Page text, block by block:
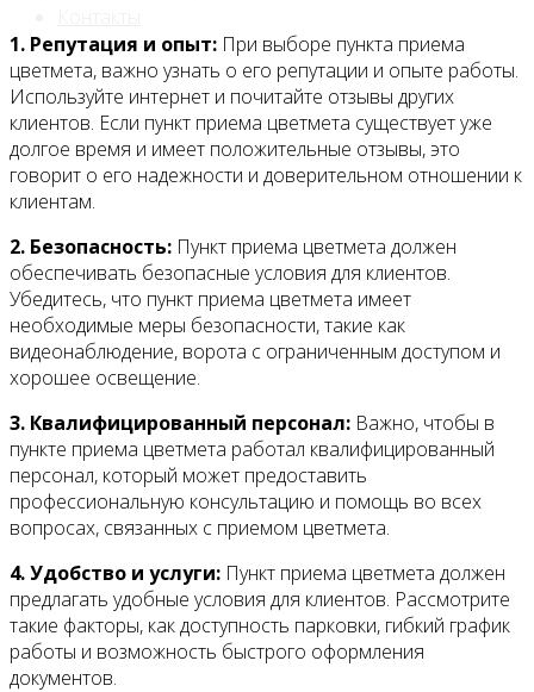
1. Репутация и опыт: При выборе пункта приема
цветмета, важно узнать о его репутации и опыте работы.
Используйте интернет и почитайте отзывы других
клиентов. Если пункт приема цветмета существует уже
долгое время и имеет положительные отзывы, это
говорит о его надежности и доверительном отношении к
клиентам.
2. Безопасность: Пункт приема цветмета должен
обеспечивать безопасные условия для клиентов.
Убедитесь, что пункт приема цветмета имеет
необходимые меры безопасности, такие как
видеонаблюдение, ворота с ограниченным доступом и
хорошее освещение.
3. Квалифицированный персонал: Важно, чтобы в
пункте приема цветмета работал квалифицированный
персонал, который может предоставить
профессиональную консультацию и помощь во всех
вопросах, связанных с приемом цветмета.
4. Удобство и услуги: Пункт приема цветмета должен
предлагать удобные условия для клиентов. Рассмотрите
такие факторы, как доступность парковки, гибкий график
работы и возможность быстрого оформления
документов.